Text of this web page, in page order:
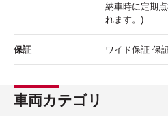
納車時に定期
れます。)
保証 ワイド保証 保
車両カテゴリ